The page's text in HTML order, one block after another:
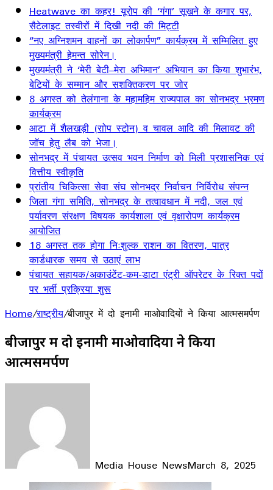
Heatwave का कहर! यूरोप की ‘गंगा’ सूखने के कगार पर,
सैटेलाइट तस्वीरों में दिखी नदी की मिट्टी
“नए अग्निशमन वाहनों का लोकार्पण” कार्यक्रम में सम्मिलित हुए
मुख्यमंत्री हेमन्त सोरेन।
मुख्यमंत्री ने ‘मेरी बेटी–मेरा अभिमान’ अभियान का किया शुभारंभ,
बेटियों के सम्मान और सशक्तिकरण पर जोर
8 अगस्त को तेलंगाना के महामहिम राज्यपाल का सोनभद्र भ्रमण
कार्यक्रम
आटा में शैलखड़ी (राोप स्टोन) व चावल आदि की मिलावट की
जॉच हेतु लैब को भेजा।
सोनभद्र में पंचायत उत्सव भवन निर्माण को मिली प्रशासनिक एवं
वित्तीय स्वीकृति
प्रांतीय चिकित्सा सेवा संघ सोनभद्र निर्वाचन निर्विरोध संपन्न
जिला गंगा समिति, सोनभद्र के तत्वावधान में नदी, जल एवं
पर्यावरण संरक्षण विषयक कार्यशाला एवं वृक्षारोपण कार्यक्रम
आयोजित
18 अगस्त तक होगा निःशुल्क राशन का वितरण, पात्र
कार्डधारक समय से उठाएं लाभ
पंचायत सहायक/अकाउंटेंट-कम-डाटा एंट्री ऑपरेटर के रिक्त पदों
पर भर्ती प्रक्रिया शुरू
Home/राष्ट्रीय/बीजापुर में दो इनामी माओवादियों ने किया आत्मसमर्पण
बीजापुर में दो इनामी माओवादियों ने किया
आत्मसमर्पण
Media House NewsMarch 8, 2025
Facebook
LinkedIn
WhatsApp
Telegram